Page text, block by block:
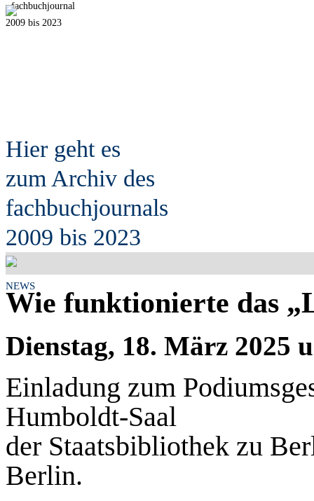
fachbuchjournal
2009 bis 2023
Hier geht es
zum Archiv des
fachbuchjournals
2009 bis 2023
NEWS
Wie funktionierte das
Dienstag, 18. März 2025
Einladung zum
Humboldt-Saal
der Staatsbibliothek zu
Berlin.